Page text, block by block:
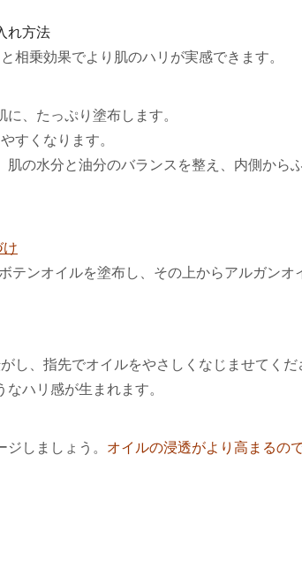
れ方法
乗効果でより肌のハリが実感できます。
、たっぷり塗布します。
すくなります。
の水分と油分のバランスを整え、内側から
ンオイルを塗布し、その上からアルガンオ
、指先でオイルをやさしくなじませてくだ
ハリ感が生まれます。
しましょう。 オイルの浸透がより高まるの